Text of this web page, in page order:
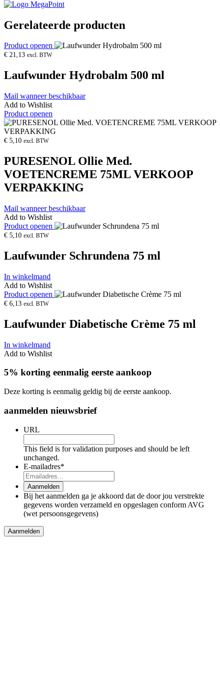
Gerelateerde producten
Product openen
€ 21,13 excl. BTW
Laufwunder Hydrobalm 500 ml
Mail wanneer beschikbaar
Add to Wishlist
Product openen
€ 5,10 excl. BTW
PURESENOL Ollie Med.
VOETENCREME 75ML VERKOOP
VERPAKKING
Mail wanneer beschikbaar
Add to Wishlist
Product openen
€ 5,10 excl. BTW
Laufwunder Schrundena 75 ml
In winkelmand
Add to Wishlist
Product openen
€ 6,13 excl. BTW
Laufwunder Diabetische Crème 75 ml
In winkelmand
Add to Wishlist
5% korting eenmalig eerste aankoop
Deze korting is eenmalig geldig bij de eerste aankoop.
aanmelden nieuwsbrief
URL
This field is for validation purposes and should be left
unchanged.
E-mailadres*
Aanmelden
Bij het aanmelden ga je akkoord dat de door jou verstrekte
gegevens worden verzameld en opgeslagen conform AVG
(wet persoonsgegevens)